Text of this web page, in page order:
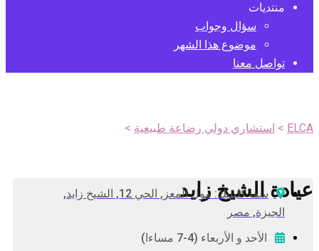
منتديات
سؤال وجواب
موضوع هذا الشهر
تواصل معنا
ELCA
>استشاري دولي رضاعة طبيعية>د. فاطمة مجدي
عيادة الشيخ زايد
سما كلينيك: مول المعز, الحي 12, الشيخ زايد,
الجيزة, مصر
الأحد و الأربعاء (4-7 مساءا)